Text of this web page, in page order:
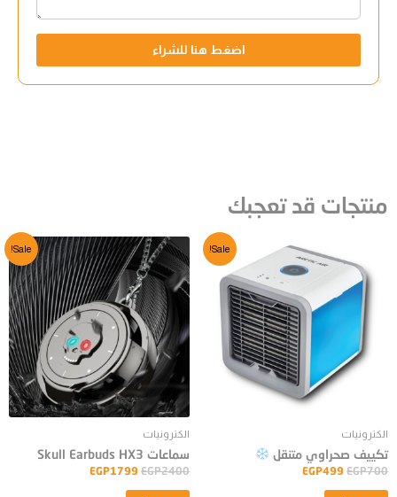
اضغط هنا للشراء
منتجات قد تعجبك
Sale!
الكترونيات
تكييف صحراوي متنقل
EGP700
EGP499
Sale!
الكترونيات
سماعات Skull Earbuds HX3
EGP2400
EGP1799